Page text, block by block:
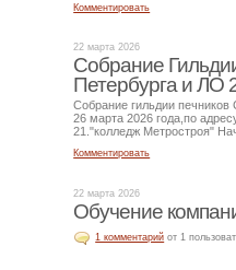
Комментировать
22 марта 2026
Собрание
Петербурга и ЛО
Собрание гильдии печников
26 марта 2026 года,по
21."колледж Метростроя"
Комментировать
22 марта 2026
Обучение
1 комментарий от 1